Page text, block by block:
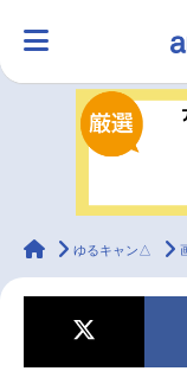
ラジオ み
マンガ・ラノベ ゲー
animateTimes
ゆるキャン△